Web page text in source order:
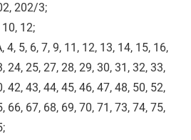
202/3;
12;
5, 6, 7, 9, 11, 12, 13, 14, 15, 16,
24, 25, 27, 28, 29, 30, 31, 32, 33,
42, 43, 44, 45, 46, 47, 48, 50, 52,
66, 67, 68, 69, 70, 71, 73, 74, 75,